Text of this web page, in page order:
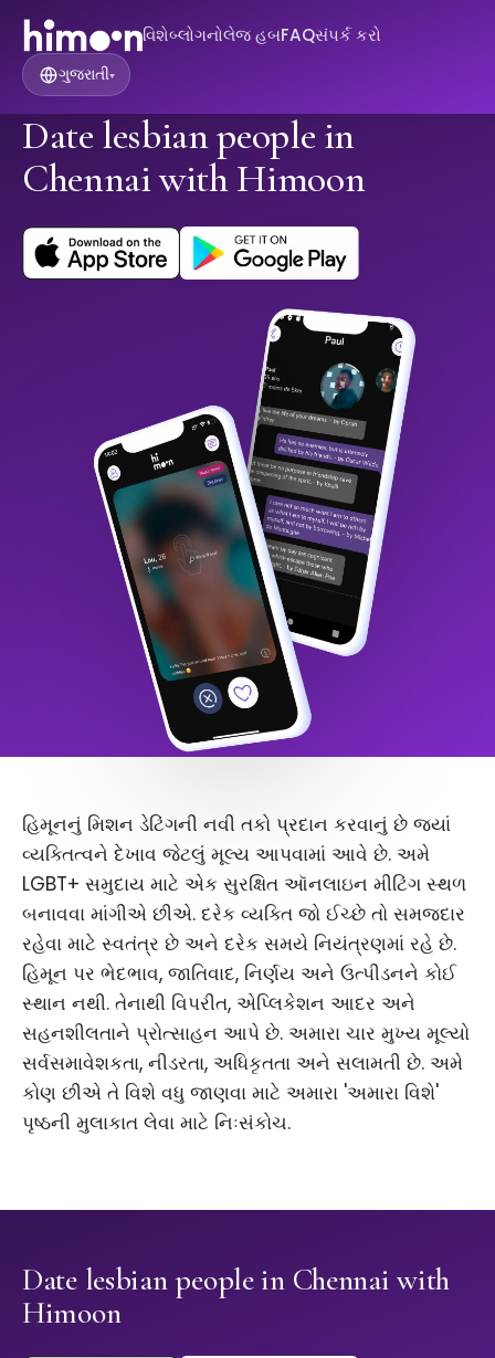
વિશેબ્લોગનોલેજ હબFAQસંપર્ક કરો
ગુજરાતી▾
Date lesbian people in
Chennai with Himoon
હિમૂનનું મિશન ડેટિંગની નવી તકો પ્રદાન કરવાનું છે જ્યાં
વ્યક્તિત્વને દેખાવ જેટલું મૂલ્ય આપવામાં આવે છે. અમે
LGBT+ સમુદાય માટે એક સુરક્ષિત ઑનલાઇન મીટિંગ સ્થળ
બનાવવા માંગીએ છીએ. દરેક વ્યક્તિ જો ઈચ્છે તો સમજદાર
રહેવા માટે સ્વતંત્ર છે અને દરેક સમયે નિયંત્રણમાં રહે છે.
હિમૂન પર ભેદભાવ, જાતિવાદ, નિર્ણય અને ઉત્પીડનને કોઈ
સ્થાન નથી. તેનાથી વિપરીત, એપ્લિકેશન આદર અને
સહનશીલતાને પ્રોત્સાહન આપે છે. અમારા ચાર મુખ્ય મૂલ્યો
સર્વસમાવેશકતા, નીડરતા, અધિકૃતતા અને સલામતી છે. અમે
કોણ છીએ તે વિશે વધુ જાણવા માટે અમારા 'અમારા વિશે'
પૃષ્ઠની મુલાકાત લેવા માટે નિઃસંકોચ.
Date lesbian people in Chennai with
Himoon